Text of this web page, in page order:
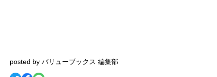
posted by バリューブックス 編集部